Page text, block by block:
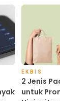
EKBIS
2 Jenis
untuk